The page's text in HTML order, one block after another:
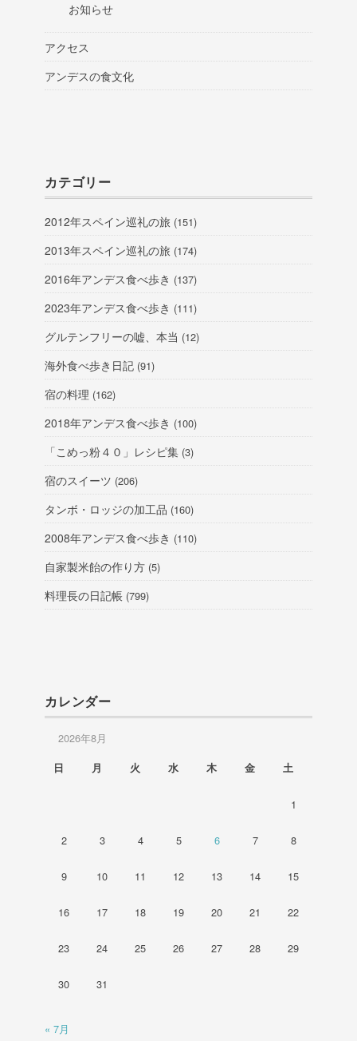
お知らせ
アクセス
アンデスの食文化
カテゴリー
2012年スペイン巡礼の旅 (151)
2013年スペイン巡礼の旅 (174)
2016年アンデス食べ歩き (137)
2023年アンデス食べ歩き (111)
グルテンフリーの嘘、本当 (12)
海外食べ歩き日記 (91)
宿の料理 (162)
2018年アンデス食べ歩き (100)
「こめっ粉４０」レシピ集 (3)
宿のスイーツ (206)
タンボ・ロッジの加工品 (160)
2008年アンデス食べ歩き (110)
自家製米飴の作り方 (5)
料理長の日記帳 (799)
カレンダー
2026年8月
日 月 火 水 木 金 土
1
2 3 4 5 6 7 8
9 10 11 12 13 14 15
16 17 18 19 20 21 22
23 24 25 26 27 28 29
30 31
« 7月